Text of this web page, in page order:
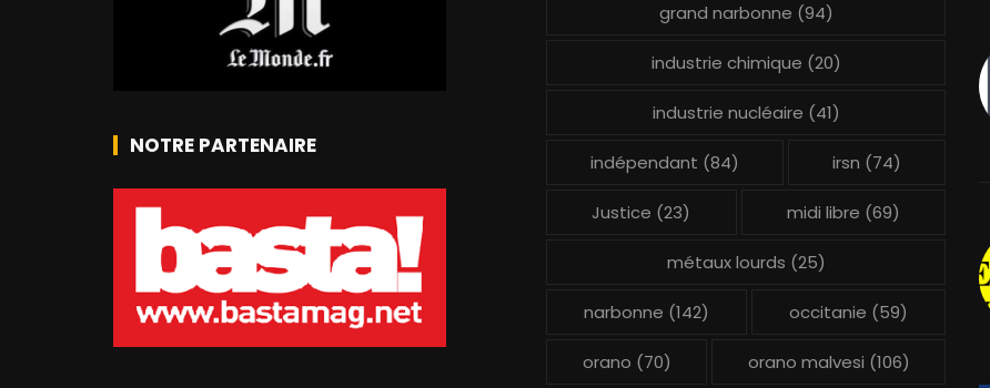
NOTRE PARTENAIRE
grand narbonne (94)
industrie chimique (20)
industrie nucléaire (41)
indépendant (84) irsn (74)
Justice (23) midi libre (69)
métaux lourds (25)
narbonne (142) occitanie (59)
orano (70) orano malvesi (106)